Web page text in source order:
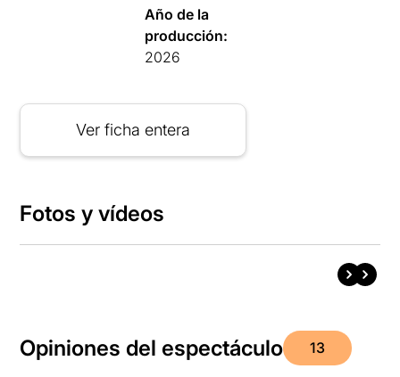
Año de la
producción:
2026
Ver ficha entera
Fotos y vídeos
Opiniones del espectáculo 13